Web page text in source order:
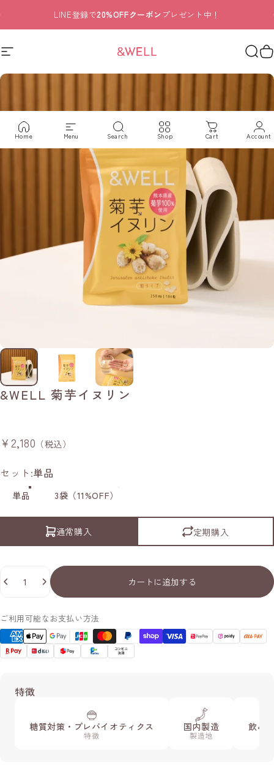
LINE登録で20%OFFクーポン プレゼント中！
スライドショーを一時停止
サイトナビゲーション &WELL｜栄養まるごと粉末茶と検索
Home Menu Search Shop Cart Account
&WELL 菊芋イヌリン
¥2,180 （税込）
セット
セット:単品
単品 3袋（11%OFF）
通常購入 定期購入
カートに追加する
ご利用可能なお支払い方法
特徴
糖質対策・プレバイオティクス
特徴
国内製造
製造地
飲み